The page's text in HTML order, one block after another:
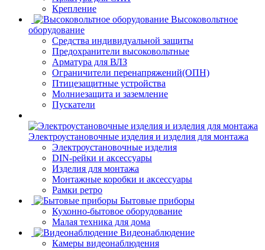
Крепление
Высоковольтное
оборудование
Средства индивидуальной защиты
Предохранители высоковольтные
Арматура для ВЛЗ
Ограничители перенапряжений(ОПН)
Птицезащитные устройства
Молниезащита и заземление
Пускатели
Электроустановочные изделия и изделия для монтажа
Электроустановочные изделия
DIN-рейки и аксессуары
Изделия для монтажа
Монтажные коробки и аксессуары
Рамки ретро
Бытовые приборы
Кухонно-бытовое оборудование
Малая техника для дома
Видеонаблюдение
Камеры видеонаблюдения